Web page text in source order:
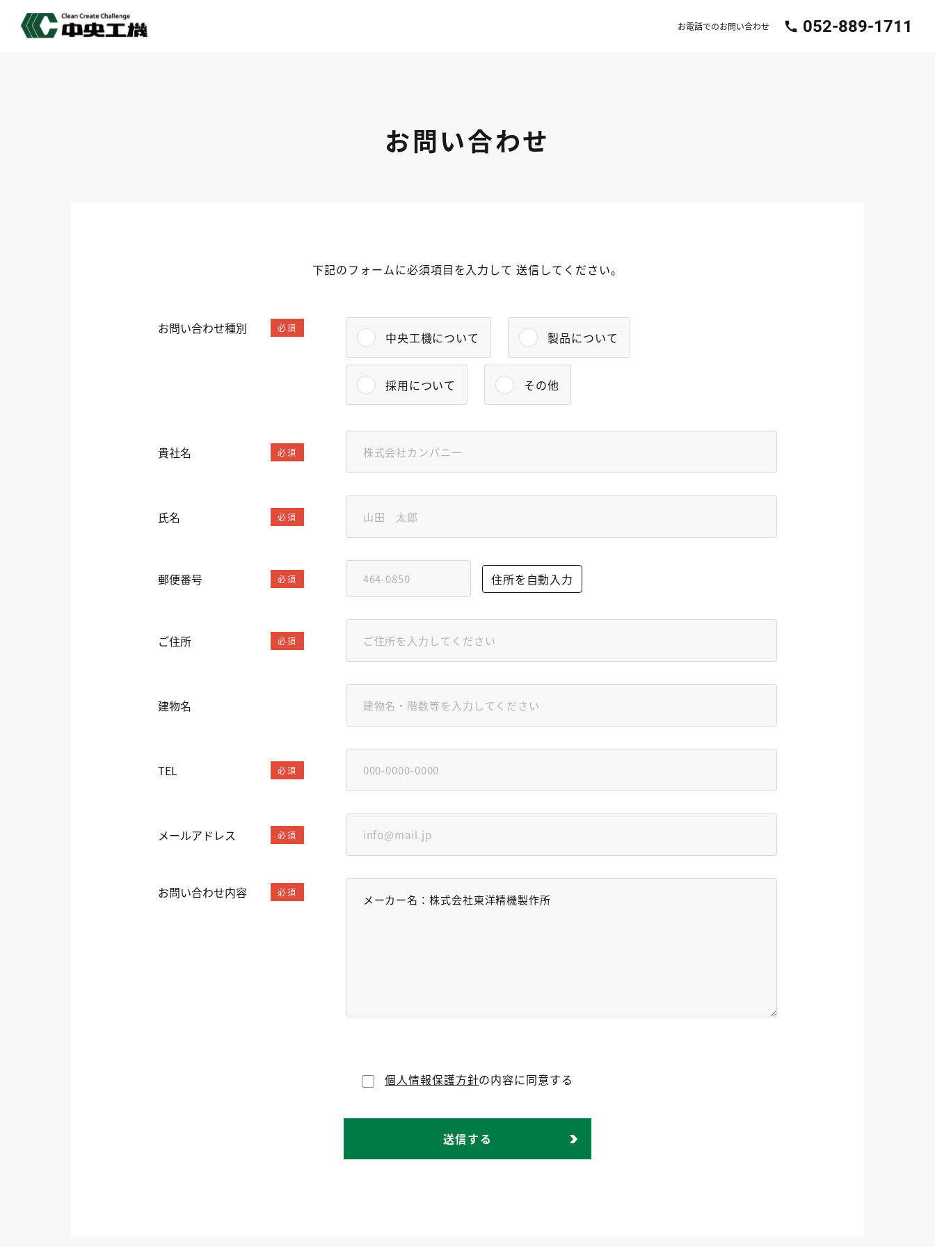
お電話でのお問い合わせ call 052-889-1711
お問い合わせ
下記のフォームに必須項目を入力して 送信してください。
お問い合わせ種別 必須
中央工機について 製品について
採用について その他
貴社名 必須
氏名 必須
郵便番号 必須 住所を自動入力
ご住所 必須
建物名
TEL 必須
メールアドレス 必須
お問い合わせ内容 必須
個人情報保護方針の内容に同意する
送信する